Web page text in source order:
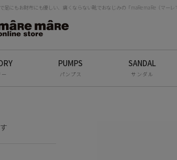
にもお財布にも優しい、痛くならない靴でおなじみの「maRe maRe（マーレ
パンプス サンダル
【サマーセール】
タイプから探す
Women
All
コンフォー
パンプス
スニーカー